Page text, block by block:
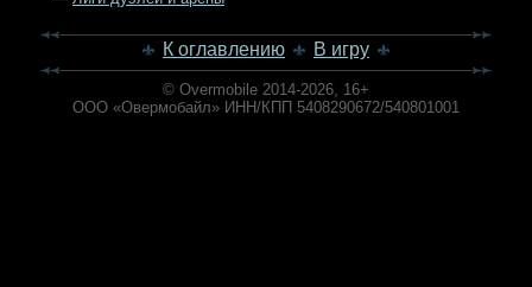
К оглавлению В игру
© Overmobile 2014-2026, 16+
ООО «Овермобайл» ИНН/КПП 5408290672/540801001